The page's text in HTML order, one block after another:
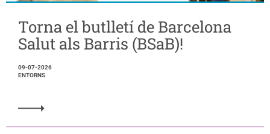
Torna el butlletí de Barcelona
Salut als Barris (BSaB)!
09-07-2026
ENTORNS